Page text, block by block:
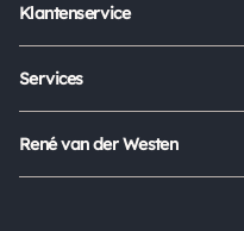
Klantenservice
Status bestelling
Mijn account
Services
René van der Westen